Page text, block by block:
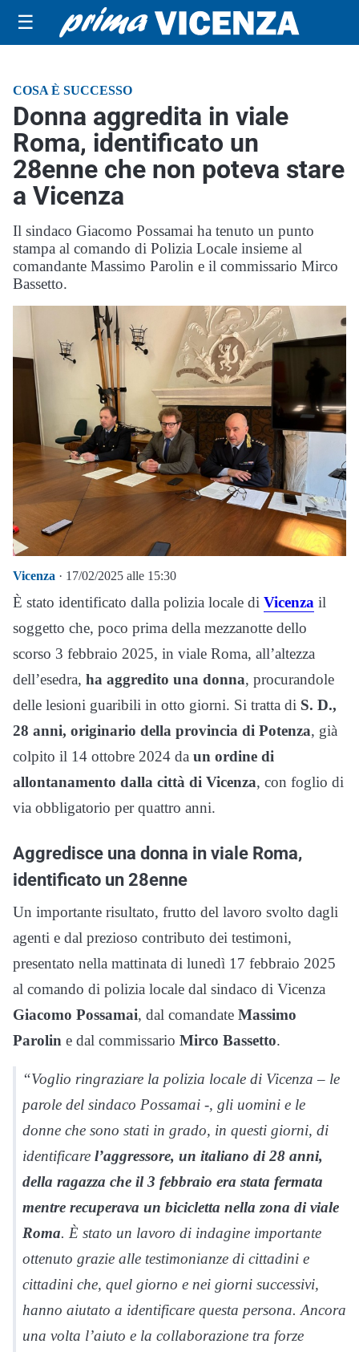
☰
COSA È SUCCESSO
Donna aggredita in viale
Roma, identificato un
28enne che non poteva stare
a Vicenza
Il sindaco Giacomo Possamai ha tenuto un punto
stampa al comando di Polizia Locale insieme al
comandante Massimo Parolin e il commissario Mirco
Bassetto.
Vicenza · 17/02/2025 alle 15:30
È stato identificato dalla polizia locale di Vicenza il
soggetto che, poco prima della mezzanotte dello
scorso 3 febbraio 2025, in viale Roma, all’altezza
dell’esedra, ha aggredito una donna, procurandole
delle lesioni guaribili in otto giorni. Si tratta di S. D.,
28 anni, originario della provincia di Potenza, già
colpito il 14 ottobre 2024 da un ordine di
allontanamento dalla città di Vicenza, con foglio di
via obbligatorio per quattro anni.
Aggredisce una donna in viale Roma,
identificato un 28enne
Un importante risultato, frutto del lavoro svolto dagli
agenti e dal prezioso contributo dei testimoni,
presentato nella mattinata di lunedì 17 febbraio 2025
al comando di polizia locale dal sindaco di Vicenza
Giacomo Possamai, dal comandate Massimo
Parolin e dal commissario Mirco Bassetto.
“Voglio ringraziare la polizia locale di Vicenza – le
parole del sindaco Possamai -, gli uomini e le
donne che sono stati in grado, in questi giorni, di
identificare l’aggressore, un italiano di 28 anni,
della ragazza che il 3 febbraio era stata fermata
mentre recuperava un bicicletta nella zona di viale
Roma. È stato un lavoro di indagine importante
ottenuto grazie alle testimonianze di cittadini e
cittadini che, quel giorno e nei giorni successivi,
hanno aiutato a identificare questa persona. Ancora
una volta l’aiuto e la collaborazione tra forze